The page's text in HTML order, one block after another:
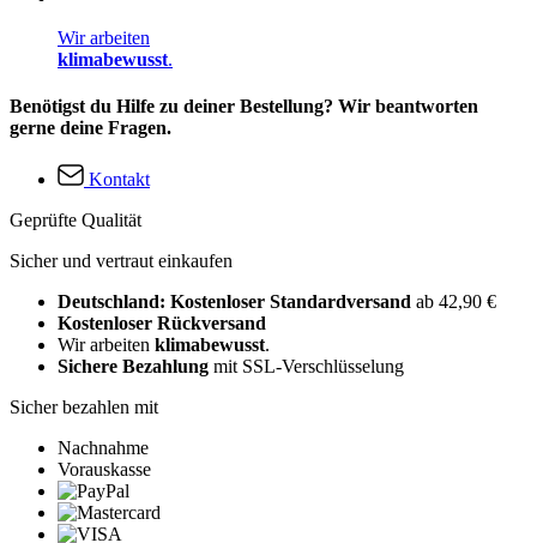
Wir arbeiten
klimabewusst.
Benötigst du Hilfe zu deiner Bestellung? Wir beantworten
gerne deine Fragen.
Kontakt
Geprüfte Qualität
Sicher und vertraut einkaufen
Deutschland: Kostenloser Standardversand ab 42,90 €
Kostenloser Rückversand
Wir arbeiten klimabewusst.
Sichere Bezahlung mit SSL-Verschlüsselung
Sicher bezahlen mit
Nachnahme
Vorauskasse